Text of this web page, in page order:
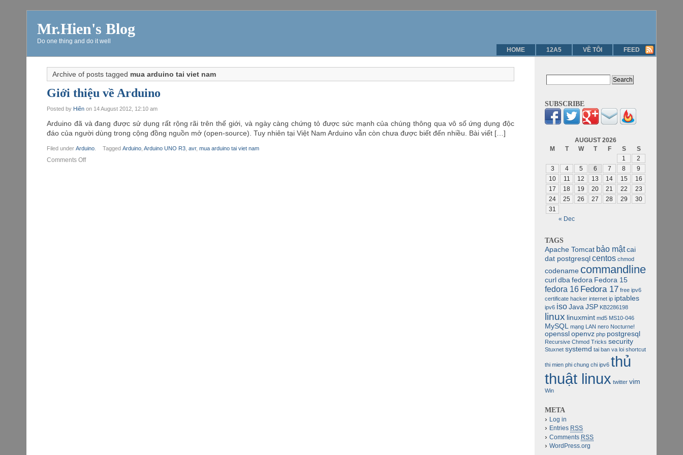
Mr.Hien's Blog
Do one thing and do it well
HOME
12A5 VỀ TÔI FEED
Archive of posts tagged mua arduino tai viet nam
Giới thiệu về Arduino
Posted by Hiên on 14 August 2012, 12:10 am
Arduino đã và đang được sử dụng rất rộng rãi trên thế giới, và ngày càng chứng tỏ được sức mạnh của chúng thông qua vô số ứng dụng độc
đáo của người dùng trong cộng đồng nguồn mở (open-source). Tuy nhiên tại Việt Nam Arduino vẫn còn chưa được biết đến nhiều. Bài viết […]
Filed under Arduino Tagged Arduino Arduino UNO R3 avr, mua arduino tai viet nam
Comments Off
SUBSCRIBE
AUGUST 2026
M
T W T F S S
« Dec
1
2
3
4 5 6 7 8
9
10
11 12 13 14 15
16
17
18 19 20 21 22
23
24
25 26 27 28 29
30
31
TAGS
Apache Tomcat bảo mật cai
dat postgresql centos chmod
codename commandline
curl dba fedora Fedora 15
fedora 16 Fedora 17 free ipv6
certificate hacker internet ip iptables
ipv6 iso Java JSP KB2286198
linux linuxmint md5 MS10-046
MySQL mạng LAN nero Nocturne!
openssl openvz php postgresql
Recursive Chmod Tricks security
Stuxnet systemd tai ban va loi shortcut
thi mien phi chung chi ipv6 thủ
thuật linux twitter vim
Win
META
Log in
Entries RSS
Comments RSS
WordPress.org